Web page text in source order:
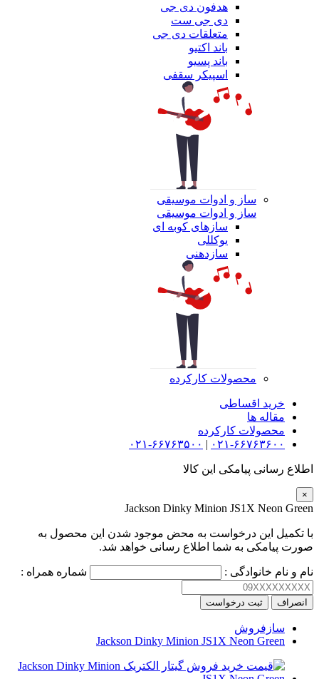
هدفون دی جی
دی جی ست
متعلقات دی جی
باند اکتیو
باند پسیو
اسپیکر سقفی
ساز و ادوات موسیقی
ساز و ادوات موسیقی
سازهای کوبه ای
یوکللی
سازدهنی
محصولات کارکرده
خرید اقساطی
مقاله ها
محصولات کارکرده
۰۲۱-۶۶۷۶۳۶۰۰ | ۰۲۱-۶۶۷۶۳۵۰۰
اطلاع رسانی پیامکی این کالا
×
Jackson Dinky Minion JS1X Neon Green
با تکمیل این درخواست به محض موجود شدن این محصول به
صورت پیامکی به شما اطلاع رسانی خواهد شد.
نام و نام خانوادگی : شماره همراه :
انصراف ثبت درخواست
سازفروش
Jackson Dinky Minion JS1X Neon Green